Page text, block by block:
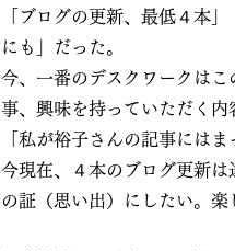
「ブログの更新、最低４本
にも」だった。
今、一番のデスクワークは
事、興味を持っていただく内
「私が裕子さんの記事には
今現在、４本のブログ更新
の証（思い出）にしたい。楽